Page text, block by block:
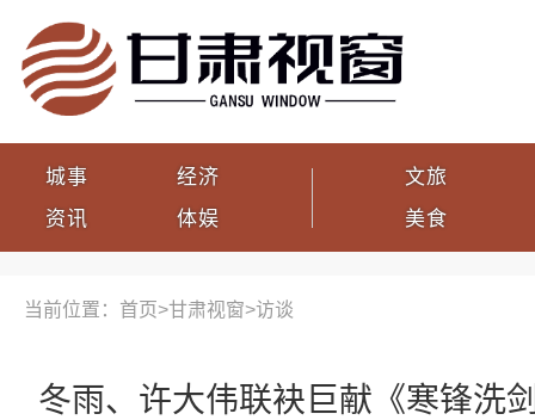
城事
资讯
经济
体娱
文旅
美食
当前位置：首页>甘肃视窗>访谈
冬雨、许大伟联袂巨献《寒锋洗